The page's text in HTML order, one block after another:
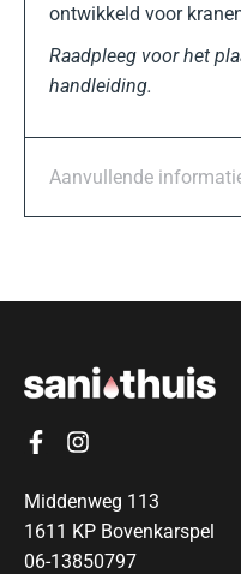
ontwikkeld voor
Raadpleeg voor het
handleiding.
Aanvullende
Middenweg 113
1611 KP Bovenkarspel
06-13850797